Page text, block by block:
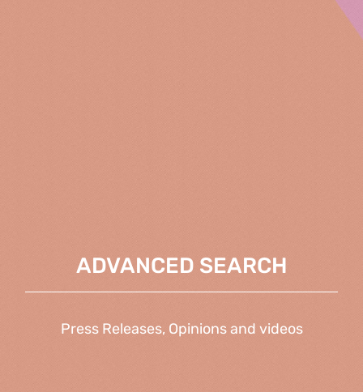
ADVANCED SEARCH
Press Releases, Opinions and videos